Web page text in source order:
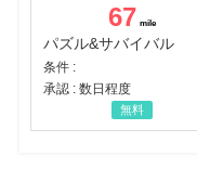
67
パズル&サバイバル
条件 :
承認 : 数日程度
無料